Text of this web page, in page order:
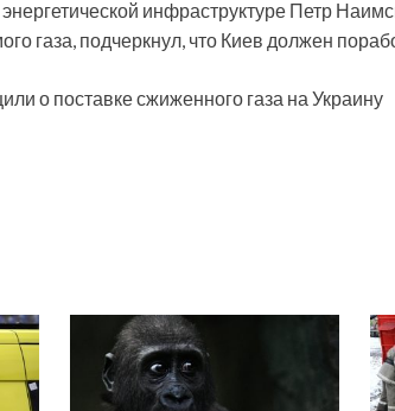
инфраструктуре Петр
газа, подчеркнул, что Киев должен
о поставке сжиженного газа на Украину